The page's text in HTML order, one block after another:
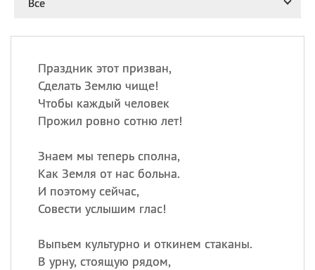
Все
Праздник этот призван,
Сделать Землю чище!
Чтобы каждый человек
Прожил ровно сотню лет!
Знаем мы теперь сполна,
Как Земля от нас больна.
И поэтому сейчас,
Совести услышим глас!
Выпьем культурно и откинем стаканы.
В урну, стоящую рядом,
день
09.08
Сегодня празднуют именины
Посмотреть значение
происхождение